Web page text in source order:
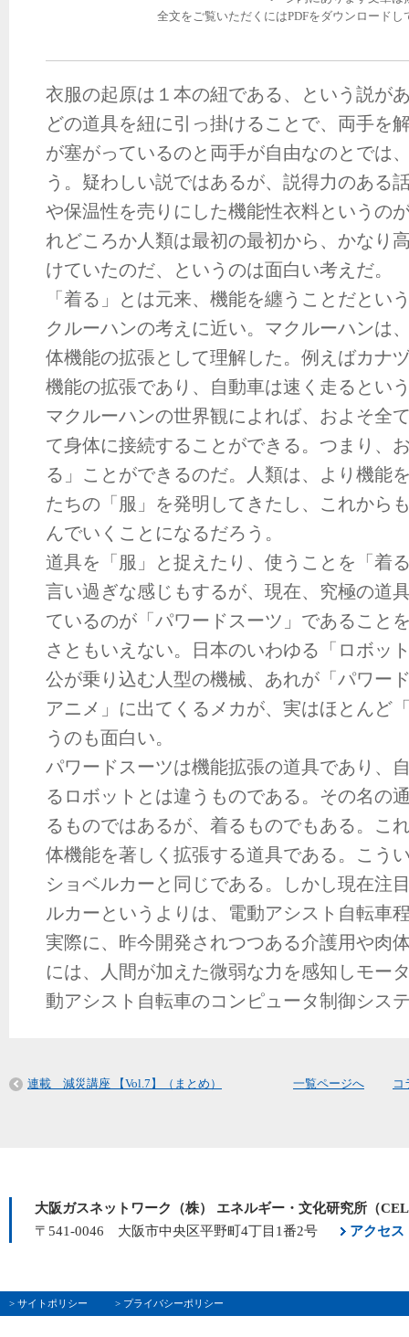
全文をご覧いただくにはPDFをダウンロードし
衣服の起原は１本の紐である、という説が
どの道具を紐に引っ掛けることで、両手を
が塞がっているのと両手が自由なのとでは
う。疑わしい説ではあるが、説得力のある
や保温性を売りにした機能性衣料というの
れどころか人類は最初の最初から、かなり
けていたのだ、というのは面白い考えだ。
「着る」とは元来、機能を纏うことだとい
クルーハンの考えに近い。マクルーハンは
体機能の拡張として理解した。例えばカナ
機能の拡張であり、自動車は速く走るとい
マクルーハンの世界観によれば、およそ全
て身体に接続することができる。つまり、
る」ことができるのだ。人類は、より機能
たちの「服」を発明してきたし、これから
んでいくことになるだろう。
道具を「服」と捉えたり、使うことを「着
言い過ぎな感じもするが、現在、究極の道
ているのが「パワードスーツ」であること
さともいえない。日本のいわゆる「ロボッ
公が乗り込む人型の機械、あれが「パワー
アニメ」に出てくるメカが、実はほとんど
うのも面白い。
パワードスーツは機能拡張の道具であり、
るロボットとは違うものである。その名の
るものではあるが、着るものでもある。こ
体機能を著しく拡張する道具である。こう
ショベルカーと同じである。しかし現在注
ルカーというよりは、電動アシスト自転車
実際に、昨今開発されつつある介護用や肉
には、人間が加えた微弱な力を感知しモー
動アシスト自転車のコンピュータ制御シス
連載 減災講座 【Vol.7】（まとめ） 一覧ページへ コ
大阪ガスネットワーク（株） エネルギー・文化研究所（
〒541-0046 大阪市中央区平野町4丁目1番2号
アクセス
> サイトポリシー > プライバシーポリシー